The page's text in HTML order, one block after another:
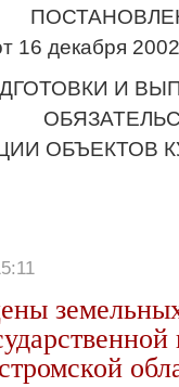
16 декабря
И
ОБЪЕКТОВ